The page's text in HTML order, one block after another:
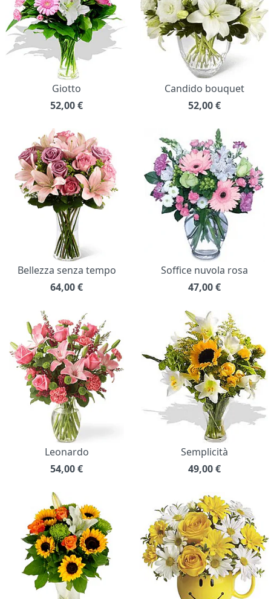
Giotto
52,00€
Candido bouquet
52,00€
Bellezza senza tempo
64,00€
Soffice nuvola rosa
47,00€
Leonardo
54,00€
Semplicità
49,00€